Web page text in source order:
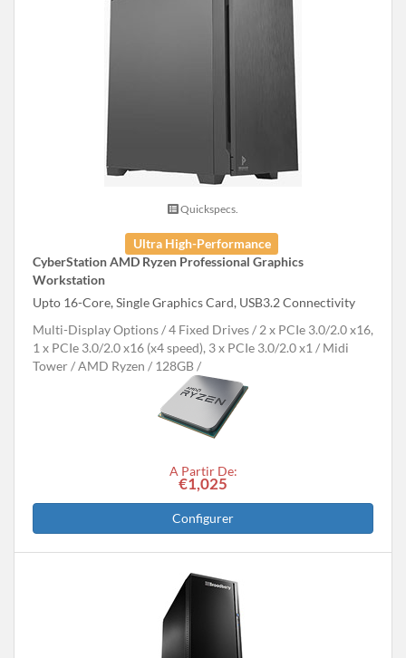
Quickspecs.
Ultra High-Performance
CyberStation AMD Ryzen Professional Graphics
Workstation
Upto 16-Core, Single Graphics Card, USB3.2 Connectivity
Multi-Display Options
4 Fixed Drives
2 x PCIe 3.0/2.0 x16,
1 x PCIe 3.0/2.0 x16 (x4 speed), 3 x PCIe 3.0/2.0 x1
Midi
Tower
AMD Ryzen 128GB
A Partir De:
€1,025
Configurer